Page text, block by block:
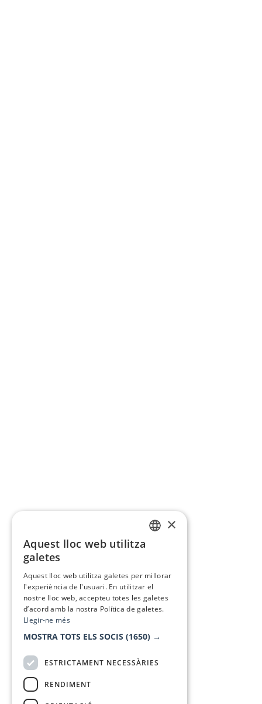
×
Aquest lloc web utilitza
galetes
Aquest lloc web utilitza galetes per millorar
l'experiència de l'usuari. En utilitzar el
nostre lloc web, accepteu totes les galetes
d’acord amb la nostra Política de galetes.
Llegir-ne més
MOSTRA TOTS ELS SOCIS (1650) →
ESTRICTAMENT NECESSÀRIES
RENDIMENT